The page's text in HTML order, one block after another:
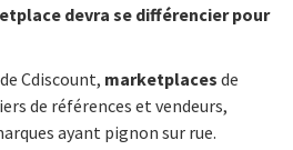
devra se différencier pour
Cdiscount, marketplaces de
de références et vendeurs,
ayant pignon sur rue.